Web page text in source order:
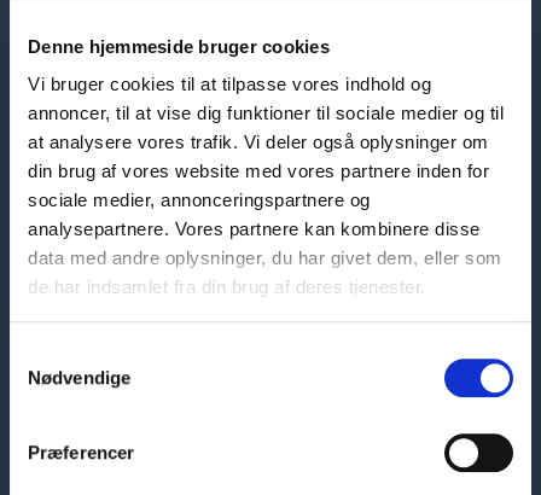
Denne hjemmeside bruger cookies
Vi bruger cookies til at tilpasse vores indhold og
annoncer, til at vise dig funktioner til sociale medier og til
at analysere vores trafik. Vi deler også oplysninger om
din brug af vores website med vores partnere inden for
sociale medier, annonceringspartnere og
analysepartnere. Vores partnere kan kombinere disse
data med andre oplysninger, du har givet dem, eller som
de har indsamlet fra din brug af deres tjenester.
Nødvendige
Præferencer